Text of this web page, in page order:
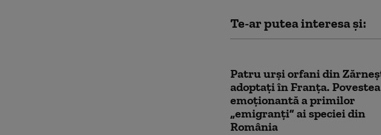
Te-ar putea interesa și:
Patru urși orfani din
adoptați în Franța. Povestea
emoționantă a primilor
„emigranți” ai speciei din
România